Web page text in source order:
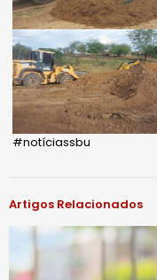
#notíciassbu
Artigos Relacionados